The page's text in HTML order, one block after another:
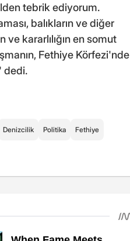
tebrik ediyorum.
balıkların ve diğer
kararlılığın en somut
Fethiye Körfezi'nde
dedi.
Denizcilik Politika Fethiye